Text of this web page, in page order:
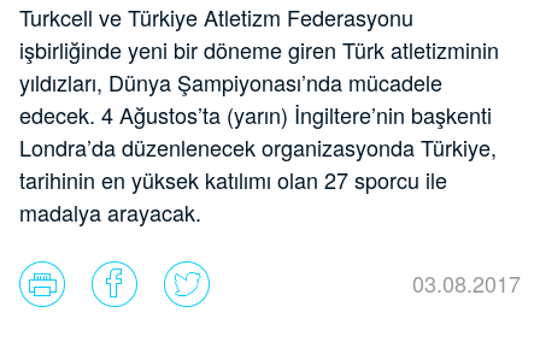
Turkcell ve Türkiye Atletizm Federasyonu
işbirliğinde yeni bir döneme giren Türk atletizminin
yıldızları, Dünya Şampiyonası’nda mücadele
edecek. 4 Ağustos’ta (yarın) İngiltere’nin başkenti
Londra’da düzenlenecek organizasyonda Türkiye,
tarihinin en yüksek katılımı olan 27 sporcu ile
madalya arayacak.
03.08.2017